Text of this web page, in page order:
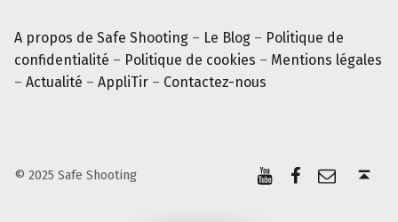
A propos de Safe Shooting – Le Blog – Politique de
confidentialité – Politique de cookies – Mentions légales
– Actualité – AppliTir – Contactez-nous
© 2025 Safe Shooting